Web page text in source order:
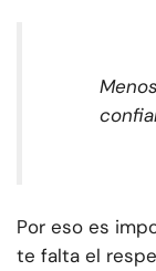
Por eso es
te falta el